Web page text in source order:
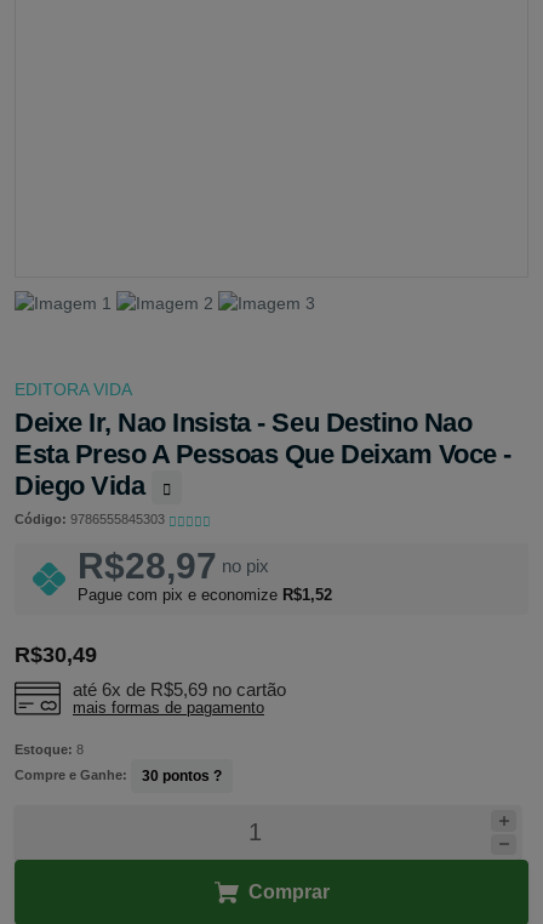
EDITORA VIDA
Deixe Ir, Nao Insista - Seu Destino Nao
Esta Preso A Pessoas Que Deixam Voce -
Diego Vida
Código: 9786555845303
R$28,97 no pix
Pague com pix e economize R$1,52
R$30,49
até 6x de R$5,69 no cartão
mais formas de pagamento
Estoque: 8
Compre e Ganhe:
30 pontos ?
Comprar